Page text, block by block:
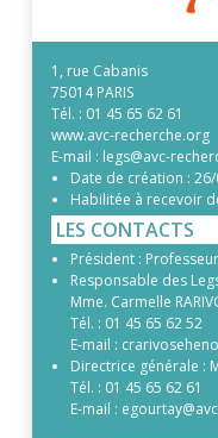
1, rue Cabanis
75014 PARIS
Tél. : 01 45 65 62 61
www.avc-recherche.org
E-mail : legs@avc-
Date de création :
Habilitée à recevoir
LES CONTACTS
Président :
Responsable des
Mme. Carmelle
Tél. : 01 45 65 62 52
E-mail :
Directrice générale :
Tél. : 01 45 65 62 61
E-mail :